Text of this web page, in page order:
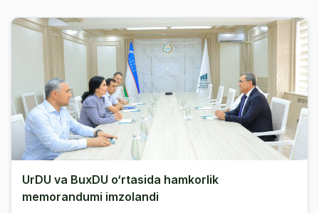
UrDU va BuxDU o‘rtasida hamkorlik
memorandumi imzolandi